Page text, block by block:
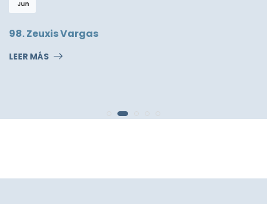
Jun
98. Zeuxis Vargas
LEER MÁS